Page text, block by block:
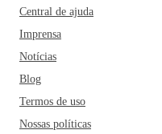
Central de ajuda
Imprensa
Notícias
Blog
Termos de uso
Nossas políticas